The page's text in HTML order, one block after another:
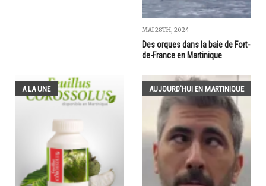
MAI 28TH, 2024
Des orques dans la baie de Fort-
de-France en Martinique
A LA UNE AUJOURD'HUI EN MARTINIQUE